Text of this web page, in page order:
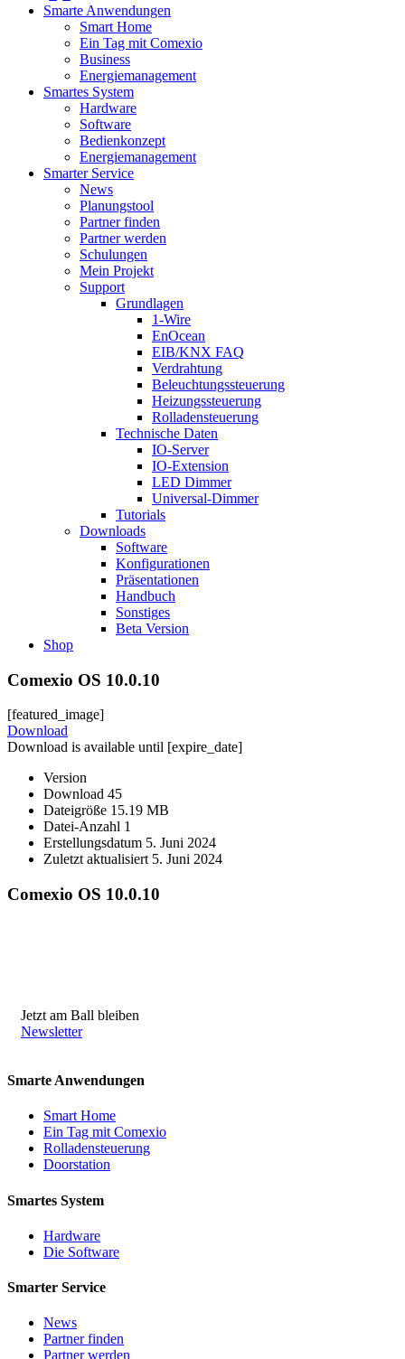
Smarte Anwendungen
Smart Home
Ein Tag mit Comexio
Business
Energiemanagement
Smartes System
Hardware
Software
Bedienkonzept
Energiemanagement
Smarter Service
News
Planungstool
Partner finden
Partner werden
Schulungen
Mein Projekt
Support
Grundlagen
1-Wire
EnOcean
EIB/KNX FAQ
Verdrahtung
Beleuchtungssteuerung
Heizungssteuerung
Rolladensteuerung
Technische Daten
IO-Server
IO-Extension
LED Dimmer
Universal-Dimmer
Tutorials
Downloads
Software
Konfigurationen
Präsentationen
Handbuch
Sonstiges
Beta Version
Shop
Comexio OS 10.0.10
[featured_image]
Download
Download is available until [expire_date]
Version
Download 45
Dateigröße 15.19 MB
Datei-Anzahl 1
Erstellungsdatum 5. Juni 2024
Zuletzt aktualisiert 5. Juni 2024
Comexio OS 10.0.10
Jetzt am Ball bleiben
Newsletter
Smarte Anwendungen
Smart Home
Ein Tag mit Comexio
Rolladensteuerung
Doorstation
Smartes System
Hardware
Die Software
Smarter Service
News
Partner finden
Partner werden